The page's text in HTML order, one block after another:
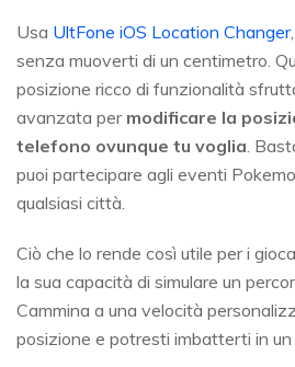
Usa UltFone iOS Location Changer
senza muoverti di un centimetro.
posizione ricco di funzionalità
avanzata per modificare la
telefono ovunque tu voglia .
puoi partecipare agli eventi
qualsiasi città.
Ciò che lo rende così utile per i
la sua capacità di simulare un
Cammina a una velocità
posizione e potresti imbatterti in un